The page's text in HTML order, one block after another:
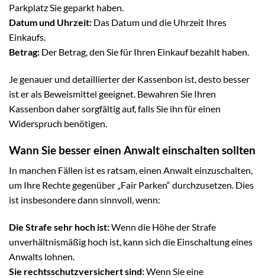
Parkplatz Sie geparkt haben.
Datum und Uhrzeit: Das Datum und die Uhrzeit Ihres
Einkaufs.
Betrag: Der Betrag, den Sie für Ihren Einkauf bezahlt haben.
Je genauer und detaillierter der Kassenbon ist, desto besser
ist er als Beweismittel geeignet. Bewahren Sie Ihren
Kassenbon daher sorgfältig auf, falls Sie ihn für einen
Widerspruch benötigen.
Wann Sie besser einen Anwalt einschalten sollten
In manchen Fällen ist es ratsam, einen Anwalt einzuschalten,
um Ihre Rechte gegenüber „Fair Parken“ durchzusetzen. Dies
ist insbesondere dann sinnvoll, wenn:
Die Strafe sehr hoch ist:Wenn die Höhe der Strafe
unverhältnismäßig hoch ist, kann sich die Einschaltung eines
Anwalts lohnen.
Sie rechtsschutzversichert sind:Wenn Sie eine